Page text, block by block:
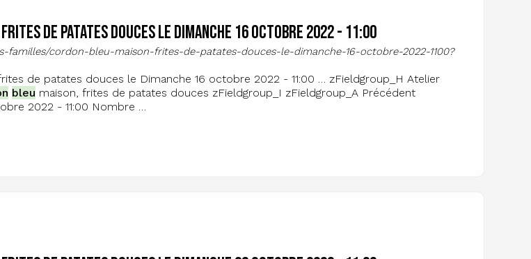
de patates douces le Dimanche 16 octobre 2022 - 11:00
familles/cordon-bleu-maison-frites-de-patates-douces-le-dimanche-16-octobre-2022-1100?
de patates douces le Dimanche 16 octobre 2022 - 11:00 … zFieldgroup_H Atelier
bleu maison, frites de patates douces zFieldgroup_I zFieldgroup_A Précédent
2022 - 11:00 Nombre …